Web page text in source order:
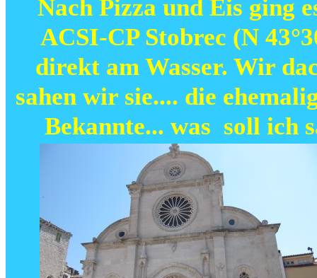
Nach Pizza und Eis ging
ACSI-CP Stobrec (N
direkt am Wasser. Wir
sahen wir sie.... die
Bekannte... was soll ich